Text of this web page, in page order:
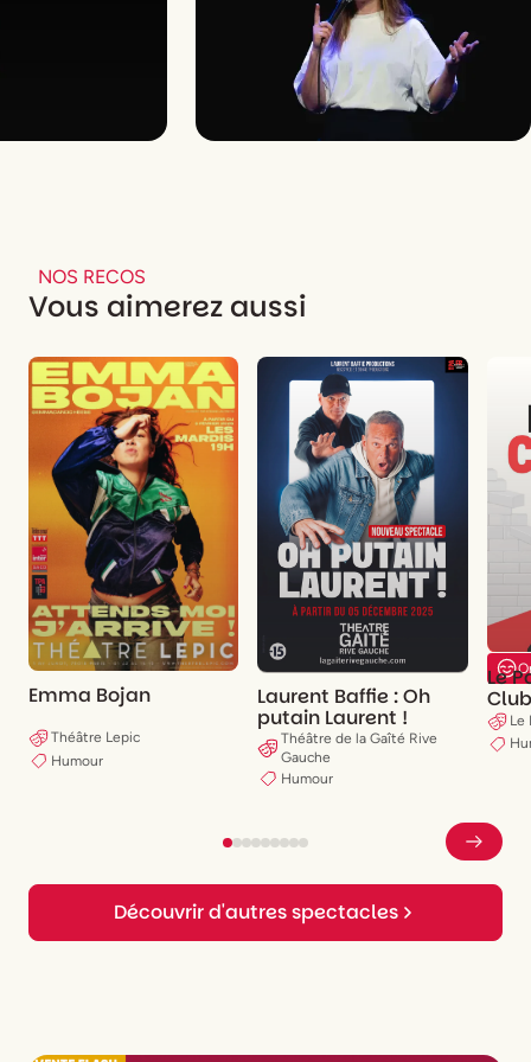
NOS RECOS
Vous aimerez aussi
Emma Bojan
Théâtre Lepic
Humour
Laurent Baffie : Oh
putain Laurent !
Théâtre de la Gaîté Rive
Gauche
Humour
Le
Club
Le
Découvrir d'autres spectacles